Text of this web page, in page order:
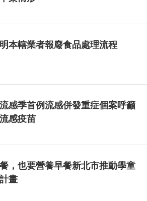
本轄業者報廢食品處理流程
感季首例流感併發重症個案呼籲
感疫苗
，也要營養早餐新北市推動學童
畫